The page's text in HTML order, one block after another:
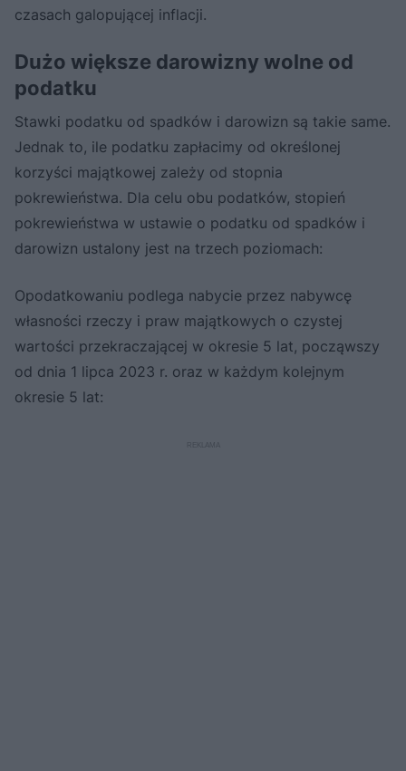
czasach galopującej inflacji.
Dużo większe darowizny wolne od
podatku
Stawki podatku od spadków i darowizn są takie same.
Jednak to, ile podatku zapłacimy od określonej
korzyści majątkowej zależy od stopnia
pokrewieństwa. Dla celu obu podatków, stopień
pokrewieństwa w ustawie o podatku od spadków i
darowizn ustalony jest na trzech poziomach:
Opodatkowaniu podlega nabycie przez nabywcę
własności rzeczy i praw majątkowych o czystej
wartości przekraczającej w okresie 5 lat, począwszy
od dnia 1 lipca 2023 r. oraz w każdym kolejnym
okresie 5 lat: